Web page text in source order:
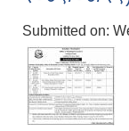
Submitted on: